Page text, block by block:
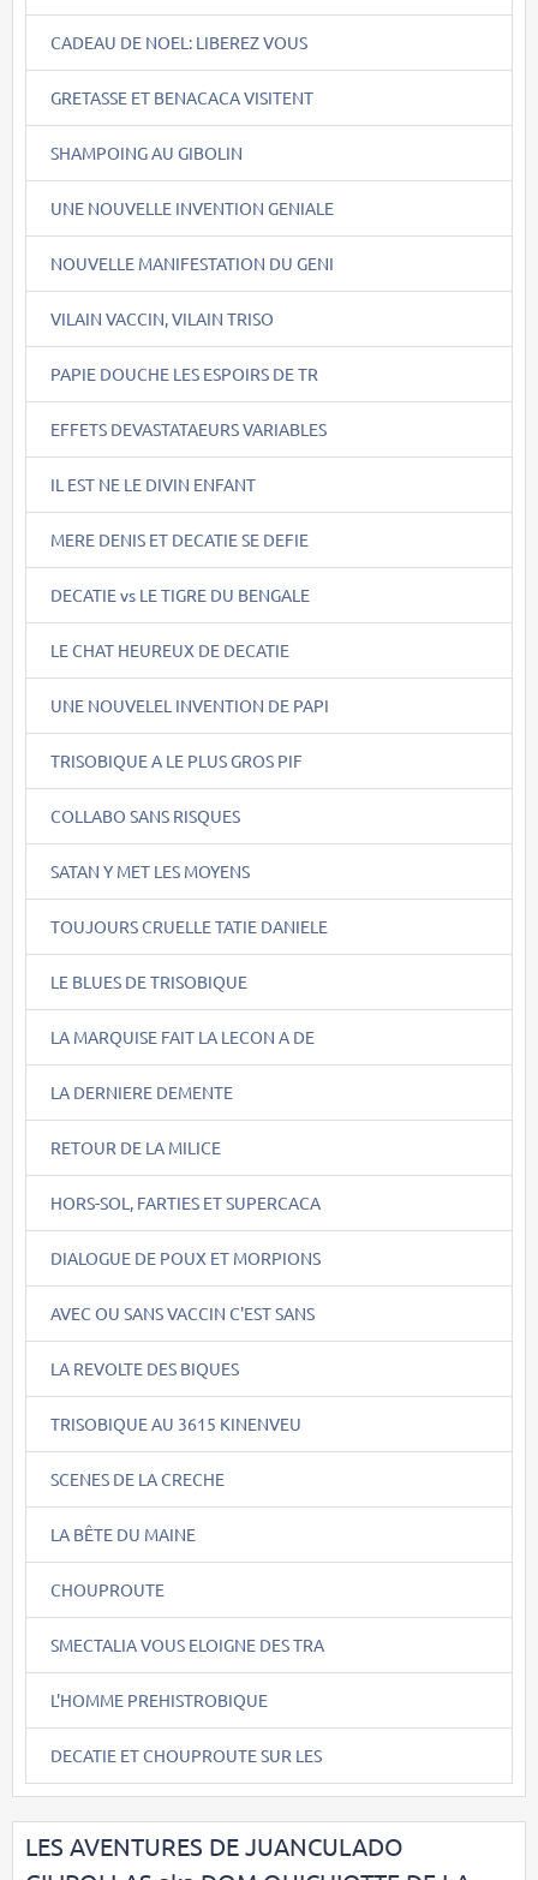
CADEAU DE NOEL: LIBEREZ VOUS
GRETASSE ET BENACACA VISITENT
SHAMPOING AU GIBOLIN
UNE NOUVELLE INVENTION GENIALE
NOUVELLE MANIFESTATION DU GENI
VILAIN VACCIN, VILAIN TRISO
PAPIE DOUCHE LES ESPOIRS DE TR
EFFETS DEVASTATAEURS VARIABLES
IL EST NE LE DIVIN ENFANT
MERE DENIS ET DECATIE SE DEFIE
DECATIE vs LE TIGRE DU BENGALE
LE CHAT HEUREUX DE DECATIE
UNE NOUVELEL INVENTION DE PAPI
TRISOBIQUE A LE PLUS GROS PIF
COLLABO SANS RISQUES
SATAN Y MET LES MOYENS
TOUJOURS CRUELLE TATIE DANIELE
LE BLUES DE TRISOBIQUE
LA MARQUISE FAIT LA LECON A DE
LA DERNIERE DEMENTE
RETOUR DE LA MILICE
HORS-SOL, FARTIES ET SUPERCACA
DIALOGUE DE POUX ET MORPIONS
AVEC OU SANS VACCIN C'EST SANS
LA REVOLTE DES BIQUES
TRISOBIQUE AU 3615 KINENVEU
SCENES DE LA CRECHE
LA BÊTE DU MAINE
CHOUPROUTE
SMECTALIA VOUS ELOIGNE DES TRA
L'HOMME PREHISTROBIQUE
DECATIE ET CHOUPROUTE SUR LES
LES AVENTURES DE JUANCULADO